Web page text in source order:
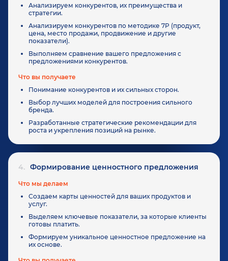
Анализируем конкурентов, их преимущества и
стратегии.
Анализируем конкурентов по методике 7P (продукт,
цена, место продажи, продвижение и другие
показатели).
Выполняем сравнение вашего предложения с
предложениями конкурентов.
Что вы получаете
Понимание конкурентов и их сильных сторон.
Выбор лучших моделей для построения сильного
бренда.
Разработанные стратегические рекомендации для
роста и укрепления позиций на рынке.
4. Формирование ценностного предложения
Что мы делаем
Создаем карты ценностей для ваших продуктов и
услуг.
Выделяем ключевые показатели, за которые клиенты
готовы платить.
Формируем уникальное ценностное предложение на
их основе.